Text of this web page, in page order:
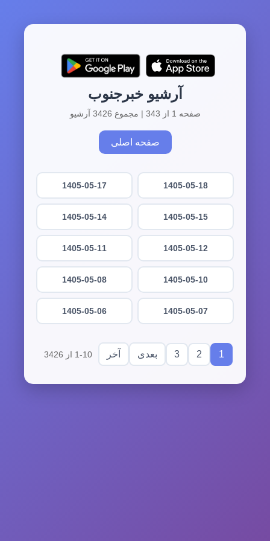
آرشیو خبرجنوب
صفحه 1 از 343 | مجموع 3426 آرشیو
صفحه اصلی
1405-05-18
1405-05-17
1405-05-15
1405-05-14
1405-05-12
1405-05-11
1405-05-10
1405-05-08
1405-05-07
1405-05-06
1
2
3 بعدی آخر 1-10 از 3426